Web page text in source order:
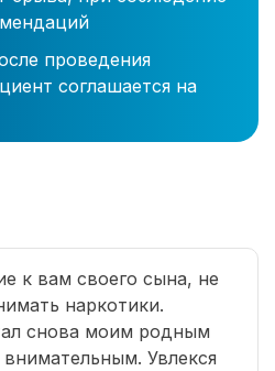
проведения
соглашается на
к вам своего сына, не
наркотики.
снова моим родным
Увлекся